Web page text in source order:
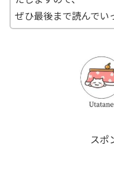
ぜひ最後まで読んでい
スポ